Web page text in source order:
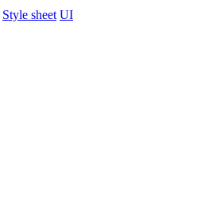
Style sheet UI